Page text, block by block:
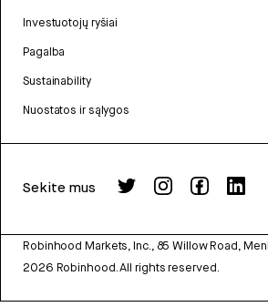
Investuotojų ryšiai
Pagalba
Sustainability
Nuostatos ir sąlygos
Sekite mus
Robinhood Markets, Inc., 85 Willow Road,
2026 Robinhood. All rights reserved.